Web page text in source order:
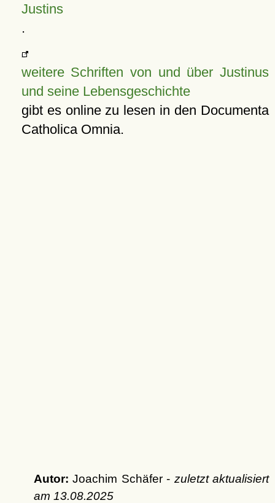
Justins
.
weitere Schriften von und über Justinus
und seine Lebensgeschichte
gibt es online zu lesen in den Documenta
Catholica Omnia.
Autor: Joachim Schäfer - zuletzt aktualisiert
am 13.08.2025